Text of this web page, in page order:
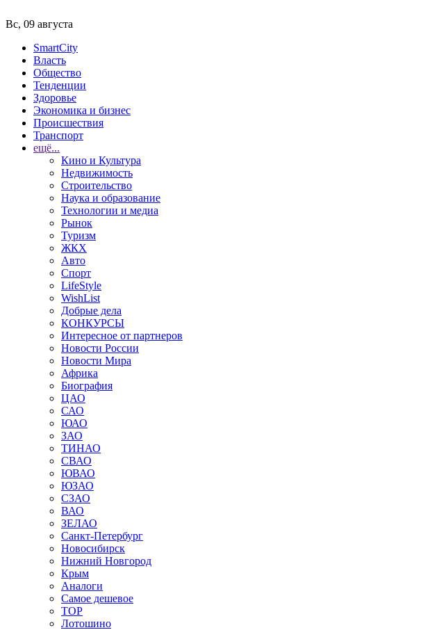
Вс, 09 августа
SmartCity
Власть
Общество
Тенденции
Здоровье
Экономика и бизнес
Происшествия
Транспорт
ещё...
Кино и Культура
Недвижимость
Строительство
Наука и образование
Технологии и медиа
Рынок
Туризм
ЖКХ
Авто
Спорт
LifeStyle
WishList
Добрые дела
КОНКУРСЫ
Интересное от партнеров
Новости России
Новости Мира
Африка
Биография
ЦАО
САО
ЮАО
ЗАО
ТИНАО
СВАО
ЮВАО
ЮЗАО
СЗАО
ВАО
ЗЕЛАО
Санкт-Петербург
Новосибирск
Нижний Новгород
Крым
Аналоги
Самое дешевое
TOP
Лотошино